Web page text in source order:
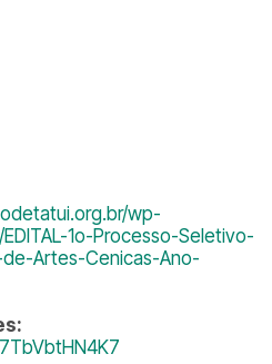
wp-
1o-Processo-Seletivo-
Artes-Cenicas-Ano-